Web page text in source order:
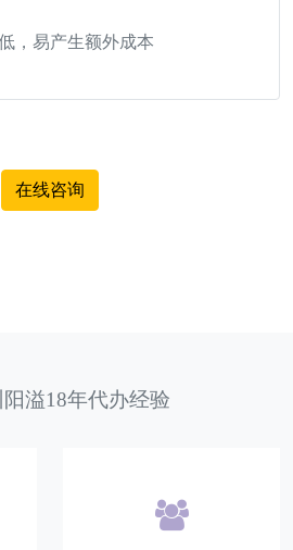
，易产生额外成本
在线咨询
阳溢18年代办经验